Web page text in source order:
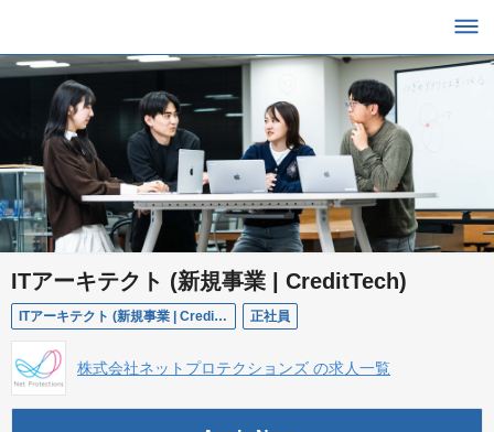
ITアーキテクト (新規事業 | CreditTech)
ITアーキテクト (新規事業 | CreditTech) 正社員
株式会社ネットプロテクションズ の求人一覧